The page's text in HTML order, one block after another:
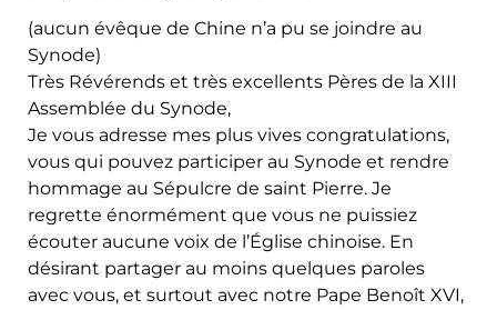
(aucun évêque de Chine n’a pu se joindre au
Synode)
Très Révérends et très excellents Pères de la XIII
Assemblée du Synode,
Je vous adresse mes plus vives congratulations,
vous qui pouvez participer au Synode et rendre
hommage au Sépulcre de saint Pierre. Je
regrette énormément que vous ne puissiez
écouter aucune voix de l’Église chinoise. En
désirant partager au moins quelques paroles
avec vous, et surtout avec notre Pape Benoît XVI,